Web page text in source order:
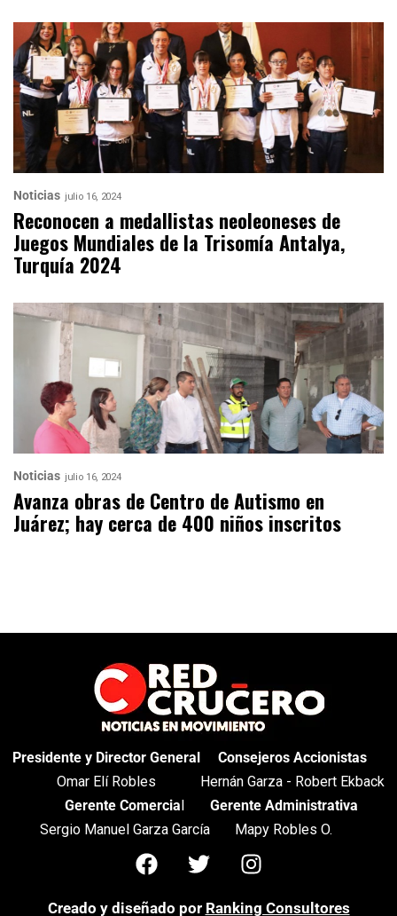
Noticias julio 16, 2024
Reconocen a medallistas neoleoneses de
Juegos Mundiales de la Trisomía Antalya,
Turquía 2024
Noticias julio 16, 2024
Avanza obras de Centro de Autismo en
Juárez; hay cerca de 400 niños inscritos
Presidente y Director General
Omar Elí Robles
Consejeros Accionistas
Hernán Garza - Robert Ekback
Gerente Comercia
Sergio Manuel Garza García
Gerente Administrativa
Mapy Robles O.
Creado y diseñado por Ranking Consultores